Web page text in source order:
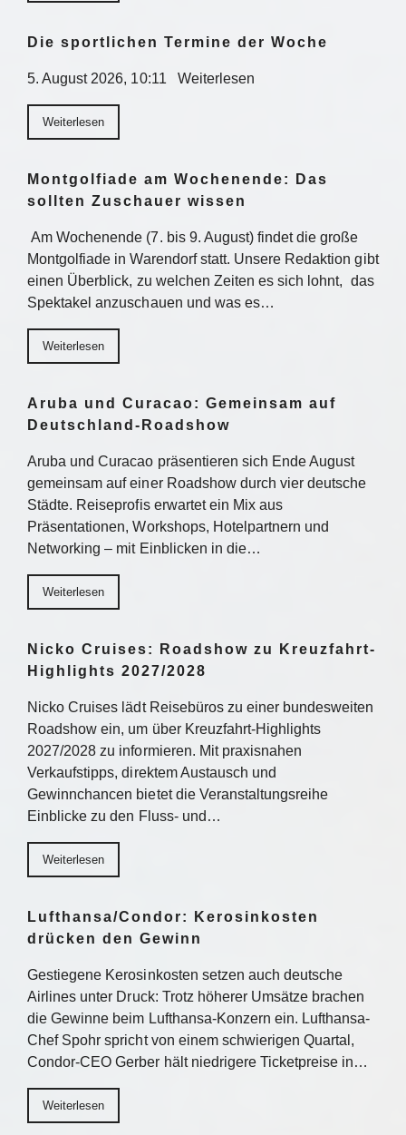
Die sportlichen Termine der Woche
5. August 2026, 10:11 Weiterlesen
Weiterlesen
Montgolfiade am Wochenende: Das
sollten Zuschauer wissen
Am Wochenende (7. bis 9. August) findet die große
Montgolfiade in Warendorf statt. Unsere Redaktion gibt
einen Überblick, zu welchen Zeiten es sich lohnt, das
Spektakel anzuschauen und was es…
Weiterlesen
Aruba und Curacao: Gemeinsam auf
Deutschland-Roadshow
Aruba und Curacao präsentieren sich Ende August
gemeinsam auf einer Roadshow durch vier deutsche
Städte. Reiseprofis erwartet ein Mix aus
Präsentationen, Workshops, Hotelpartnern und
Networking – mit Einblicken in die…
Weiterlesen
Nicko Cruises: Roadshow zu Kreuzfahrt-
Highlights 2027/2028
Nicko Cruises lädt Reisebüros zu einer bundesweiten
Roadshow ein, um über Kreuzfahrt-Highlights
2027/2028 zu informieren. Mit praxisnahen
Verkaufstipps, direktem Austausch und
Gewinnchancen bietet die Veranstaltungsreihe
Einblicke zu den Fluss- und…
Weiterlesen
Lufthansa/Condor: Kerosinkosten
drücken den Gewinn
Gestiegene Kerosinkosten setzen auch deutsche
Airlines unter Druck: Trotz höherer Umsätze brachen
die Gewinne beim Lufthansa-Konzern ein. Lufthansa-
Chef Spohr spricht von einem schwierigen Quartal,
Condor-CEO Gerber hält niedrigere Ticketpreise in…
Weiterlesen